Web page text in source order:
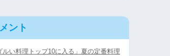
ント
ルい料理トップ10に入る」夏の定番料理